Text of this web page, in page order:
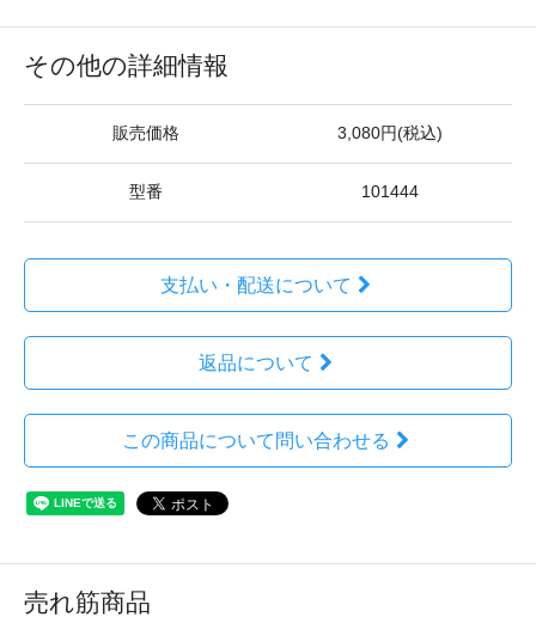
その他の詳細情報
販売価格 3,080円(税込)
型番 101444
支払い・配送について
返品について
この商品について問い合わせる
売れ筋商品